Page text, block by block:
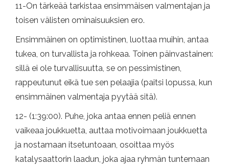
11-On tärkeää tarkistaa ensimmäisen valmentajan ja
toisen välisten ominaisuuksien ero.
Ensimmäinen on optimistinen, luottaa muihin, antaa
tukea, on turvallista ja rohkeaa. Toinen päinvastainen:
sillä ei ole turvallisuutta, se on pessimistinen,
rappeutunut eikä tue sen pelaajia (paitsi lopussa, kun
ensimmäinen valmentaja pyytää sitä).
12- (1:39:00). Puhe, joka antaa ennen peliä ennen
vaikeaa joukkuetta, auttaa motivoimaan joukkuetta
ja nostamaan itsetuntoaan, osoittaa myös
katalysaattorin laadun, joka ajaa ryhmän tuntemaan